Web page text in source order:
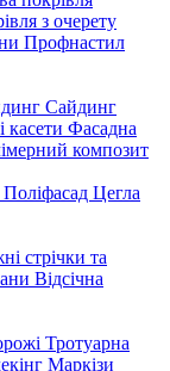
з очерету
Профнастил
Сайдинг
касети Фасадна
композит
Поліфасад Цегла
стрічки та
Відсічна
Тротуарна
Маркізи